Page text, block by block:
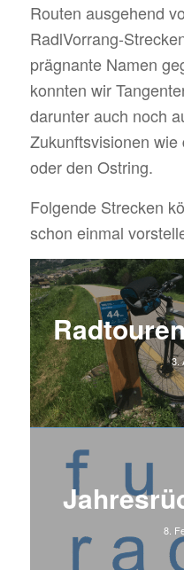
Routen ausgehend
RadlVorrang-
prägnante Namen
konnten wir
darunter auch noch
Zukunftsvisionen wie
oder den Ostring.
Folgende Strecken
schon einmal
3.
8.